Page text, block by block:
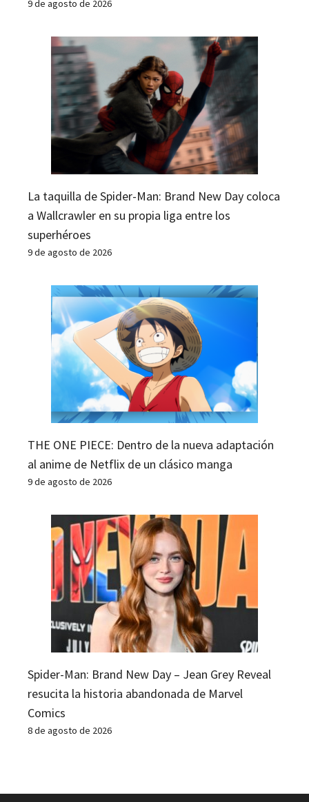
9 de agosto de 2026
La taquilla de Spider-Man: Brand New Day coloca
a Wallcrawler en su propia liga entre los
superhéroes
9 de agosto de 2026
THE ONE PIECE: Dentro de la nueva adaptación
al anime de Netflix de un clásico manga
9 de agosto de 2026
Spider-Man: Brand New Day – Jean Grey Reveal
resucita la historia abandonada de Marvel
Comics
8 de agosto de 2026